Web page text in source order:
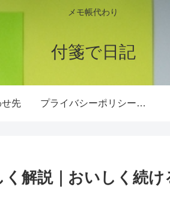
メモ帳代わり
付箋で日記
せ先 プライバシーポリシー・免責事項
解説｜おいしく続け